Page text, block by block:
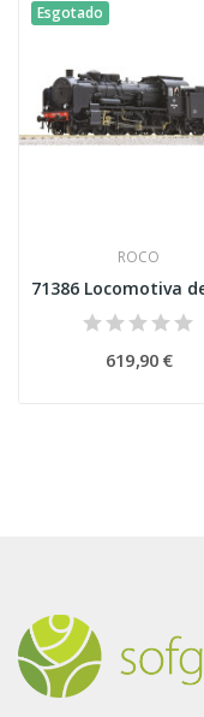
Esgotado
ROCO
619,90 €